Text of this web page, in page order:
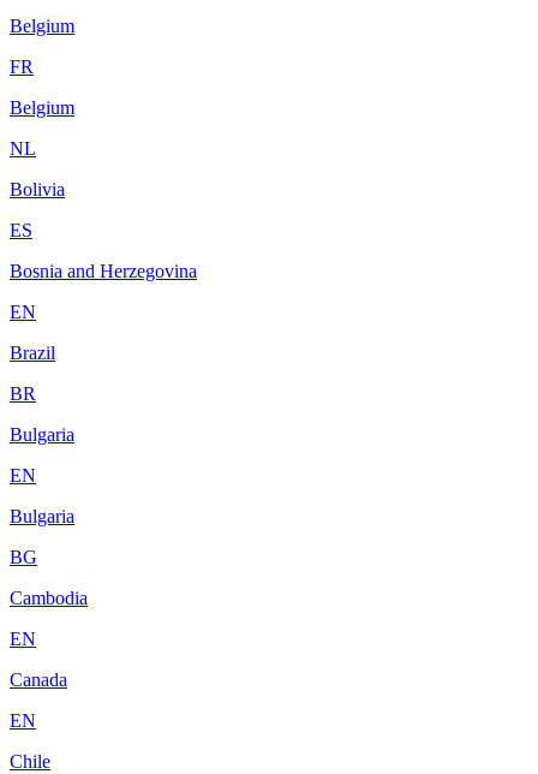
Belgium
FR
Belgium
NL
Bolivia
ES
Bosnia and Herzegovina
EN
Brazil
BR
Bulgaria
EN
Bulgaria
BG
Cambodia
EN
Canada
EN
Chile